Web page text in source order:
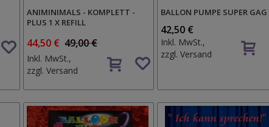
Auf
den
Wunschzettel
ANIMINIMALS - KOMPLETT -
PLUS 1 X REFILL
44,50 € 49,00 €
Inkl. MwSt.,
zzgl.Versand
Auf
den
BALLON PUMPE SUPER GAG
42,50 €
Inkl. MwSt.,
zzgl.Versand